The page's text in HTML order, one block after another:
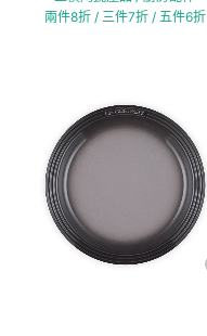
兩件8折 / 三件7折 / 五件6折